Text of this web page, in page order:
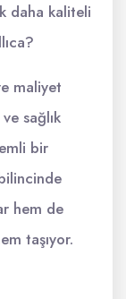
daha kaliteli
maliyet
sağlık
bir
hem de
taşıyor.